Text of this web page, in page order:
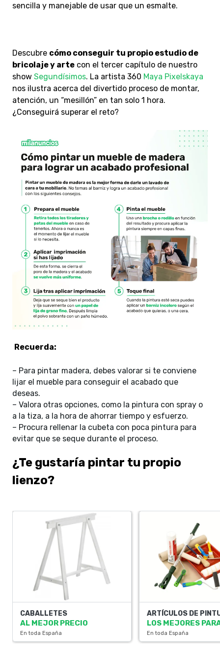
sencilla y manejable de usar que un esmalte.
Descubre cómo conseguir tu propio estudio de
bricolaje y arte con el tercer capítulo de nuestro
show Segundísimos. La artista 360 Maya Pixelskaya
nos ilustra acerca del divertido proceso de montar,
atención, un “mesillón” en tan solo 1 hora.
¿Conseguirá superar el reto?
Recuerda:
– Para pintar madera, debes valorar si te conviene
lijar el mueble para conseguir el acabado que
deseas.
– Valora otras opciones, como la pintura con spray o
a la tiza, a la hora de ahorrar tiempo y esfuerzo.
– Procura rellenar la cubeta con poca pintura para
evitar que se seque durante el proceso.
¿Te gustaría pintar tu propio
lienzo?
CABALLETES
AL MEJOR PRECIO
En toda España
ARTÍCULOS DE
LOS MEJORES
En toda España